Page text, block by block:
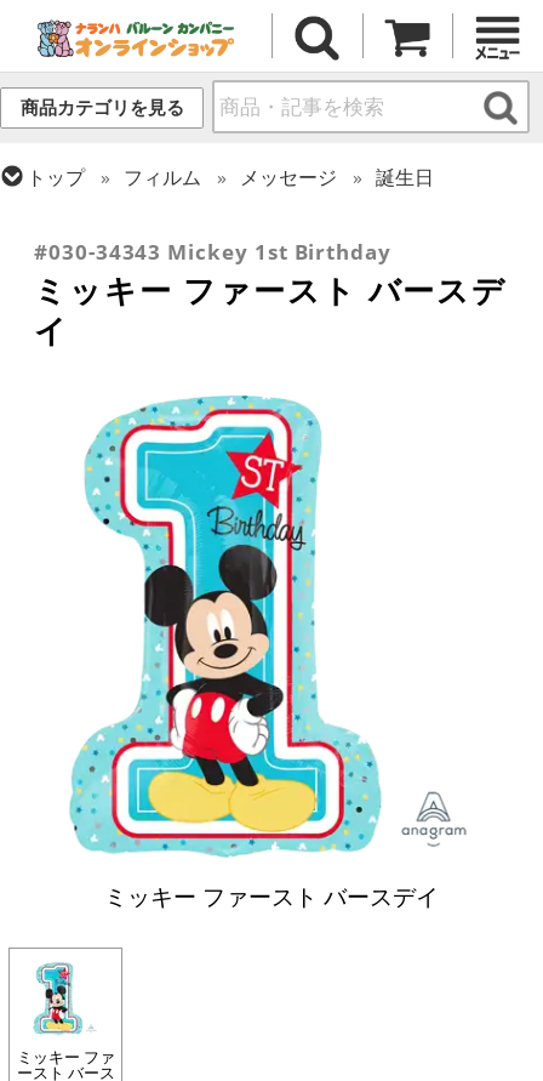
商品カテゴリを見る
トップ フィルム メッセージ
誕生日
#030-34343 Mickey 1st Birthday
ミッキー ファースト バースデ
イ
ミッキー ファースト バースデイ
ミッキー ファ
ースト バース